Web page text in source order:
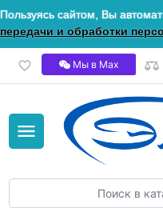
Пользуясь сайтом, Вы
передачи и обработки
Мы в Мах